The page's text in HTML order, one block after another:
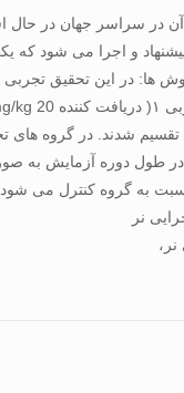
سراسر جهان در حال
و اجرا می شود که
طول دوره آزمايش به
نر